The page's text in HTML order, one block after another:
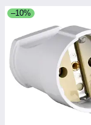
–10%